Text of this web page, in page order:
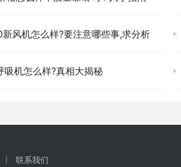
风机怎么样?要注意哪些事,求分析
机怎么样?真相大揭秘
联系我们